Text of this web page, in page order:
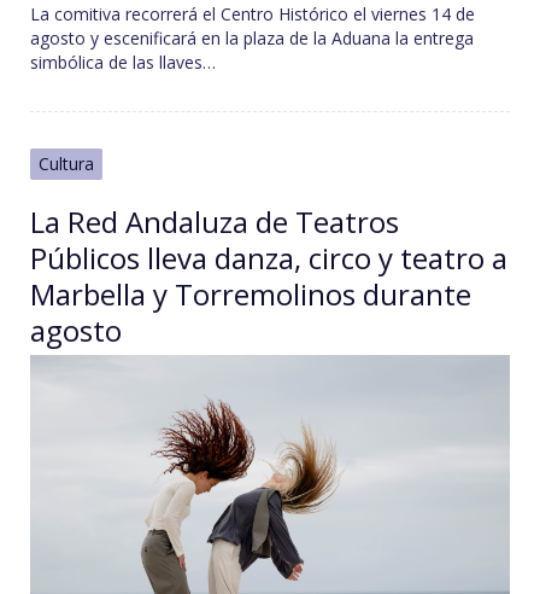
La comitiva recorrerá el Centro Histórico el viernes 14 de
agosto y escenificará en la plaza de la Aduana la entrega
simbólica de las llaves…
Cultura
La Red Andaluza de Teatros
Públicos lleva danza, circo y teatro a
Marbella y Torremolinos durante
agosto